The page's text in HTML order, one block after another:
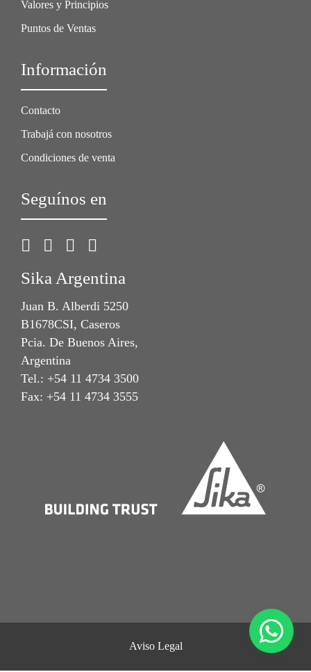
Valores y Principios
Puntos de Ventas
Información
Contacto
Trabajá con nosotros
Condiciones de venta
Seguínos en
Sika Argentina
Juan B. Alberdi 5250
B1678CSI, Caseros
Pcia. De Buenos Aires,
Argentina
Tel.: +54 11 4734 3500
Fax: +54 11 4734 3555
Aviso Legal